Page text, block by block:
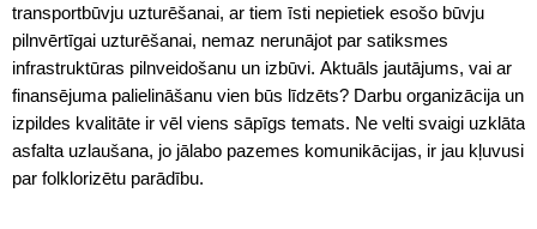
transportbūvju uzturēšanai, ar tiem īsti nepietiek esošo būvju
pilnvērtīgai uzturēšanai, nemaz nerunājot par satiksmes
infrastruktūras pilnveidošanu un izbūvi. Aktuāls jautājums, vai ar
finansējuma palielināšanu vien būs līdzēts? Darbu organizācija un
izpildes kvalitāte ir vēl viens sāpīgs temats. Ne velti svaigi uzklāta
asfalta uzlaušana, jo jālabo pazemes komunikācijas, ir jau kļuvusi
par folklorizētu parādību.